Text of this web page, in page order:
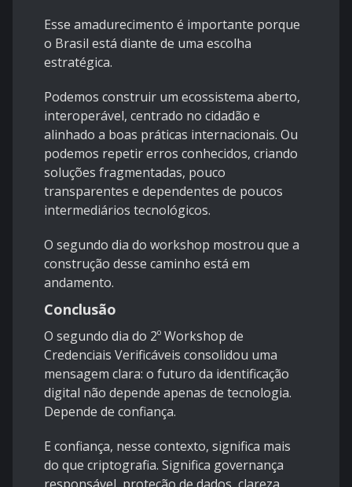
Esse amadurecimento é importante porque
o Brasil está diante de uma escolha
estratégica.
Podemos construir um ecossistema aberto,
interoperável, centrado no cidadão e
alinhado a boas práticas internacionais. Ou
podemos repetir erros conhecidos, criando
soluções fragmentadas, pouco
transparentes e dependentes de poucos
intermediários tecnológicos.
O segundo dia do workshop mostrou que a
construção desse caminho está em
andamento.
Conclusão
O segundo dia do 2º Workshop de
Credenciais Verificáveis consolidou uma
mensagem clara: o futuro da identificação
digital não depende apenas de tecnologia.
Depende de confiança.
E confiança, nesse contexto, significa mais
do que criptografia. Significa governança